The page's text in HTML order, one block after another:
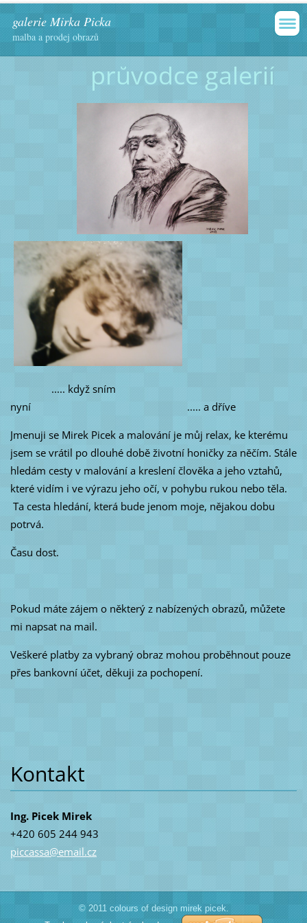
galerie Mirka Picka
malba a prodej obrazů
průvodce galerií
..... když sním
nyní ..... a dříve
Jmenuji se Mirek Picek a malování je můj relax, ke kterému
jsem se vrátil po dlouhé době životní honičky za něčím. Stále
hledám cesty v malování a kreslení člověka a jeho vztahů,
které vidím i ve výrazu jeho očí, v pohybu rukou nebo těla.
Ta cesta hledání, která bude jenom moje, nějakou dobu
potrvá.
Času dost.
Pokud máte zájem o některý z nabízených obrazů, můžete
mi napsat na mail.
Veškeré platby za vybraný obraz mohou proběhnout pouze
přes bankovní účet, děkuji za pochopení.
Kontakt
Ing. Picek Mirek
+420 605 244 943
piccassa@email.cz
© 2011 colours of design mirek picek.